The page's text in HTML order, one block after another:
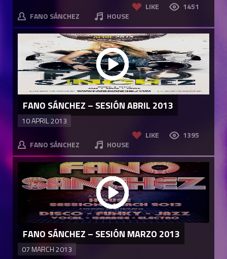
LIKE 1451
FANO SÁNCHEZ HOUSE
LIKE 1395
FANO SÁNCHEZ – SESIÓN ABRIL 2013
10 APRIL 2013
FANO SÁNCHEZ HOUSE
FANO SÁNCHEZ – SESIÓN MARZO 2013
07 MARCH 2013